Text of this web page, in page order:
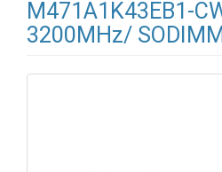
M471A1K43EB1-
3200MHz/ SODIMM